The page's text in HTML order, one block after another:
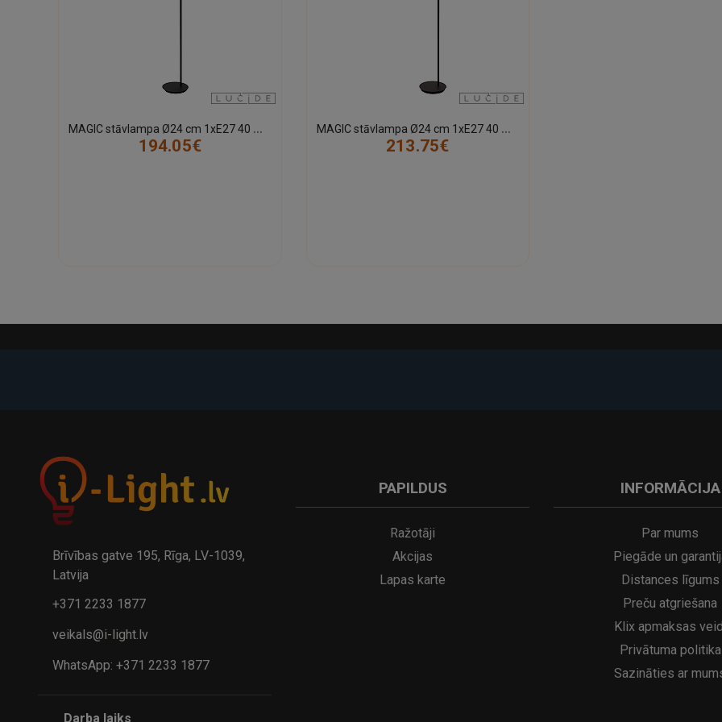
M
AGIC stāvlampa Ø24 cm 1xE27 40 W melna (Lucide)
194.05€
M
AGIC stāvlampa Ø24 cm 1xE27 40 W ar lasāmo roku melna (Lucide)
213.75€
32.95€
A
kumulatora LED galda lampa SERINA Mini Ø80×200 mm..
29.95€ 21.95€
Brīvības gatve 195, Rīga, LV-1039,
Latvija
+371 2233 1877
veikals@i-light.lv
WhatsApp: +371 2233 1877
Darba laiks
PAPILDUS
Ražotāji
Akcijas
Lapas karte
INFORMĀCIJA
Par mums
Piegāde un
Distances līgums
Preču atgriešana
Klix apmaksas
Privātuma politika
Sazināties ar